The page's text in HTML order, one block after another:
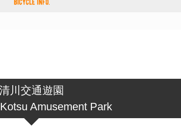
タンデム自転車があるレンタサイクル
川交通遊園
Amusement Park